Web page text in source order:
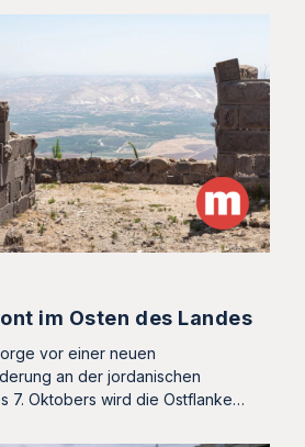
im Osten des Landes
vor einer neuen
an der jordanischen
7. Oktobers wird die Ostflanke…